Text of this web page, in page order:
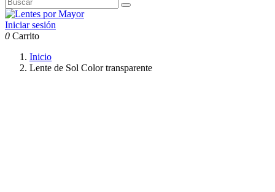
Iniciar sesión
0 Carrito
Inicio
Lente de Sol Color transparente